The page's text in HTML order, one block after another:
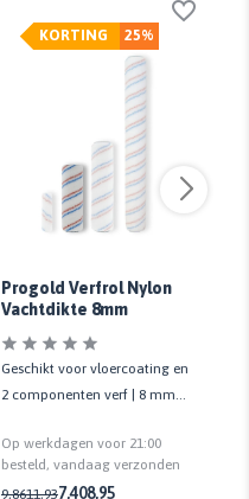
25%
KORTING
Progold Verfrol Nylon
Vachtdikte 8mm
Geschikt voor vloercoating en
2 componenten verf | 8 mm
Op werkdagen voor 21:00
besteld, vandaag verzonden
9,8611,937,408,95